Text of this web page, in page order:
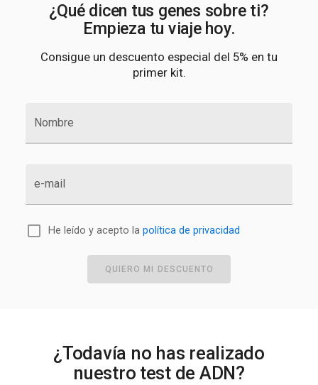
¿Qué dicen tus genes sobre ti?
Empieza tu viaje hoy.
Consigue un descuento especial del 5% en tu
primer kit.
Nombre
e-mail
He leído y acepto la política de privacidad
QUIERO MI DESCUENTO
¿Todavía no has realizado
nuestro test de ADN?